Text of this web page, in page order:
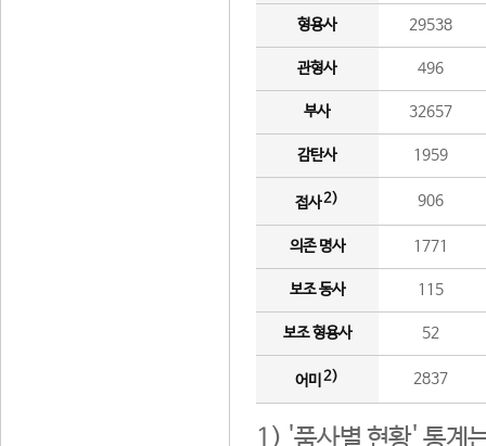
형용사 29538
관형사 496
부사 32657
감탄사 1959
접사2) 906
의존 명사 1771
보조 동사 115
보조 형용사 52
어미 2) 2837
1) '품사별 현황' 통계